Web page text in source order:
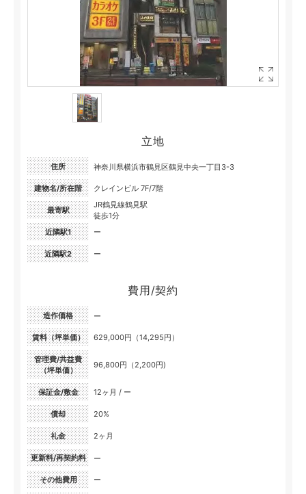
立地
住所 神奈川県横浜市鶴見区鶴見中央一丁目3-3
建物名/所在階 クレインビル 7F/7階
最寄駅
JR鶴見線鶴見駅
徒歩1分
近隣駅1
ー
近隣駅2 ー
費用/契約
造作価格 ー
賃料（坪単価） 629,000円（14,295円）
管理費/共益費
（坪単価）
96,800円（2,200円)
保証金/敷金 12ヶ月 / ー
償却 20%
礼金 2ヶ月
更新料/再契約料 ー
その他費用 ー